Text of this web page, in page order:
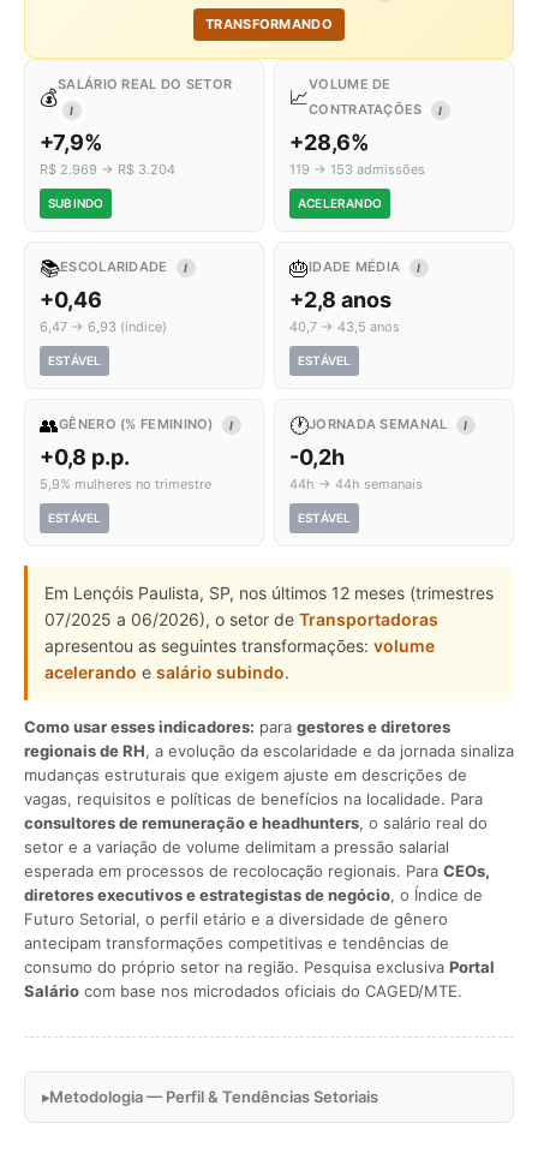
TRANSFORMANDO
💰
SALÁRIO REAL DO SETOR
I
+7,9%
R$ 2.969 → R$ 3.204
SUBINDO
📈
VOLUME DE
CONTRATAÇÕES
I
+28,6%
119 → 153 admissões
ACELERANDO
📚ESCOLARIDADE I
+0,46
6,47 → 6,93 (índice)
ESTÁVEL
🎂IDADE MÉDIA I
+2,8 anos
40,7 → 43,5 anos
ESTÁVEL
👥GÊNERO (% FEMININO) I
+0,8 p.p.
5,9% mulheres no trimestre
ESTÁVEL
🕐JORNADA SEMANAL I
-0,2h
44h → 44h semanais
ESTÁVEL
Em Lençóis Paulista, SP, nos últimos 12 meses (trimestres
07/2025 a 06/2026), o setor de Transportadoras
apresentou as seguintes transformações: volume
acelerando e salário subindo.
Como usar esses indicadores: para gestores e diretores
regionais de RH, a evolução da escolaridade e da jornada sinaliza
mudanças estruturais que exigem ajuste em descrições de
vagas, requisitos e políticas de benefícios na localidade. Para
consultores de remuneração e headhunters, o salário real do
setor e a variação de volume delimitam a pressão salarial
esperada em processos de recolocação regionais. Para CEOs,
diretores executivos e estrategistas de negócio, o Índice de
Futuro Setorial, o perfil etário e a diversidade de gênero
antecipam transformações competitivas e tendências de
consumo do próprio setor na região. Pesquisa exclusiva Portal
Salário com base nos microdados oficiais do CAGED/MTE.
Metodologia — Perfil & Tendências Setoriais